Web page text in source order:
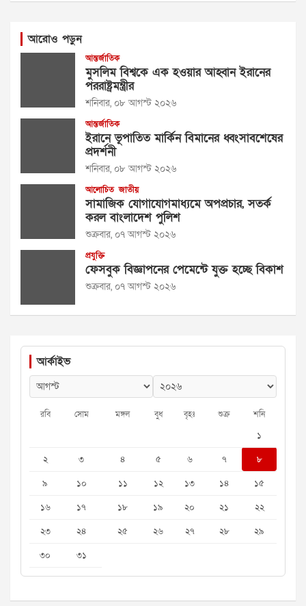
আরোও পড়ুন
আন্তর্জাতিক
মুসলিম বিশ্বকে এক হওয়ার আহ্বান ইরানের
পররাষ্ট্রমন্ত্রীর
শনিবার, ০৮ আগস্ট ২০২৬
আন্তর্জাতিক
ইরানে ভূপাতিত মার্কিন বিমানের ধ্বংসাবশেষের
প্রদর্শনী
শনিবার, ০৮ আগস্ট ২০২৬
আলোচিত জাতীয়
সামাজিক যোগাযোগমাধ্যমে অপপ্রচার, সতর্ক
করল বাংলাদেশ পুলিশ
শুক্রবার, ০৭ আগস্ট ২০২৬
প্রযুক্তি
ফেসবুক বিজ্ঞাপনের পেমেন্টে যুক্ত হচ্ছে বিকাশ
শুক্রবার, ০৭ আগস্ট ২০২৬
আর্কাইভ
রবি সোম মঙ্গল বুধ বৃহঃ শুক্র শনি
১
২
৩ ৪ ৫ ৬ ৭
৮
৯
১০ ১১ ১২ ১৩ ১৪
১৫
১৬
১৭ ১৮ ১৯ ২০ ২১
২২
২৩
২৪ ২৫ ২৬ ২৭ ২৮
২৯
৩০
৩১